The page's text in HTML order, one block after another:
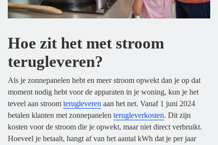
Hoe zit het met stroom
terugleveren?
Als je zonnepanelen hebt en meer stroom opwekt dan je op dat
moment nodig hebt voor de apparaten in je woning, kun je het
teveel aan stroom terugleveren aan het net. Vanaf 1 juni 2024
betalen klanten met zonnepanelen terugleverkosten. Dit zijn
kosten voor de stroom die je opwekt, maar niet direct verbruikt.
Hoeveel je betaalt, hangt af van het aantal kWh dat je per jaar